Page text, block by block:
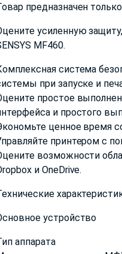
предназначен
усиленную
MF460.
система
при запуске и
простое
и простого
ценное время
принтером с
возможности
и OneDrive.
устройство
аппарата